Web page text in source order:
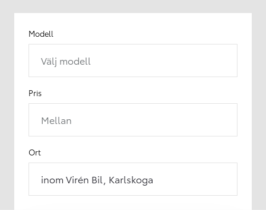
Modell
Välj modell
Pris
Mellan
Ort
inom Virén Bil, Karlskoga